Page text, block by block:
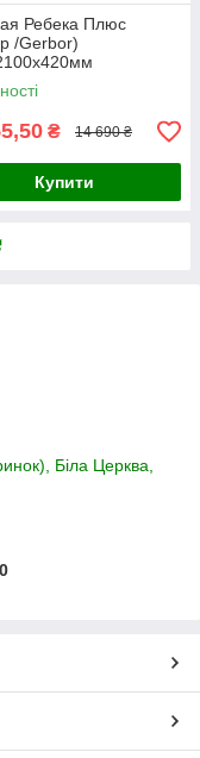
Ребека Плюс
/Gerbor)
₴ 14 690 ₴
Купити
Біла Церква,